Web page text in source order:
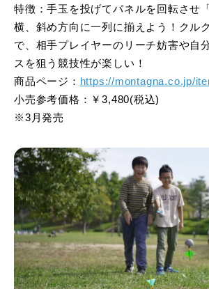
特徴：手玉を投げてパネルを回転させ
横、斜め方向に一列に揃えよう！クル
で、相手プレイヤーのリーチ妨害や自
スを狙う競技性が楽しい！
商品ページ： https://montagna.co.jp/
小売参考価格：￥3,480(税込)
※3月発売